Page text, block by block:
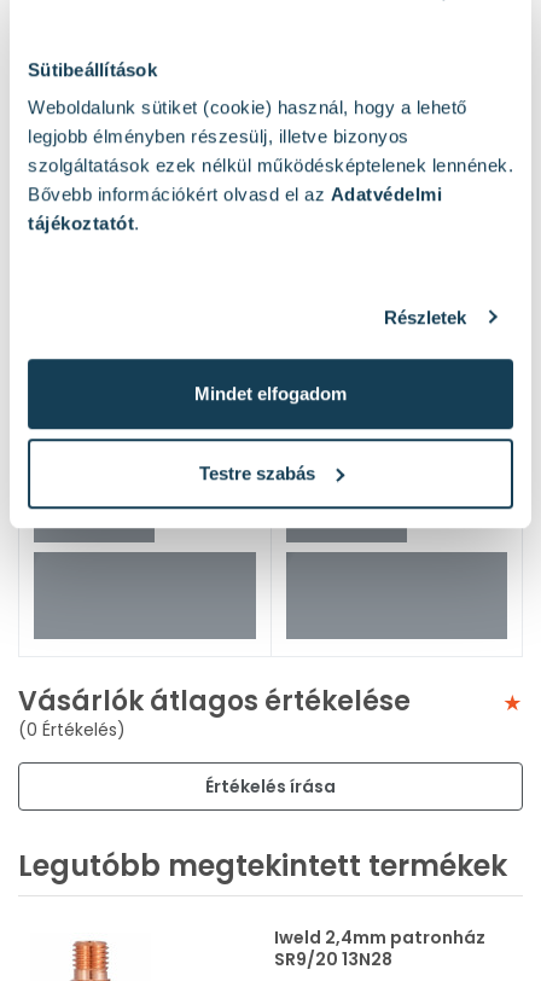
Sütibeállítások
Weboldalunk sütiket (cookie) használ, hogy a lehető
legjobb élményben részesülj, illetve bizonyos
szolgáltatások ezek nélkül működésképtelenek lennének.
Bővebb információkért olvasd el az Adatvédelmi
tájékoztatót.
Részletek
Mindet elfogadom
Testre szabás
Hasonló termékek
Vásárlók átlagos értékelése
(0 Értékelés)
Értékelés írása
Legutóbb megtekintett termékek
Iweld 2,4mm patronház
SR9/20 13N28